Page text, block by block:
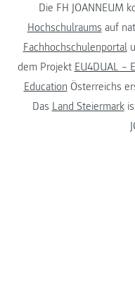
Die FH JOANNEUM
Hochschulraums auf
Fachhochschulenportal
dem Projekt EU4DUAL –
Education Österreichs
Das Land Steiermark